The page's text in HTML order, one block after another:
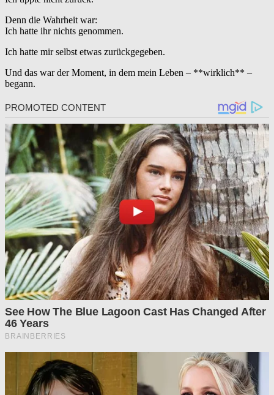
Denn die Wahrheit war:
Ich hatte ihr nichts genommen.
Ich hatte mir selbst etwas zurückgegeben.
Und das war der Moment, in dem mein Leben – **wirklich** –
begann.